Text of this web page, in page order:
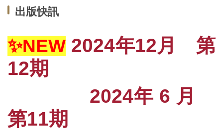
關於我們
書籍分類
系列叢書
電子書區
出版快訊
✨NEW 2024年12月 第
12期
2024年 6 月
第11期